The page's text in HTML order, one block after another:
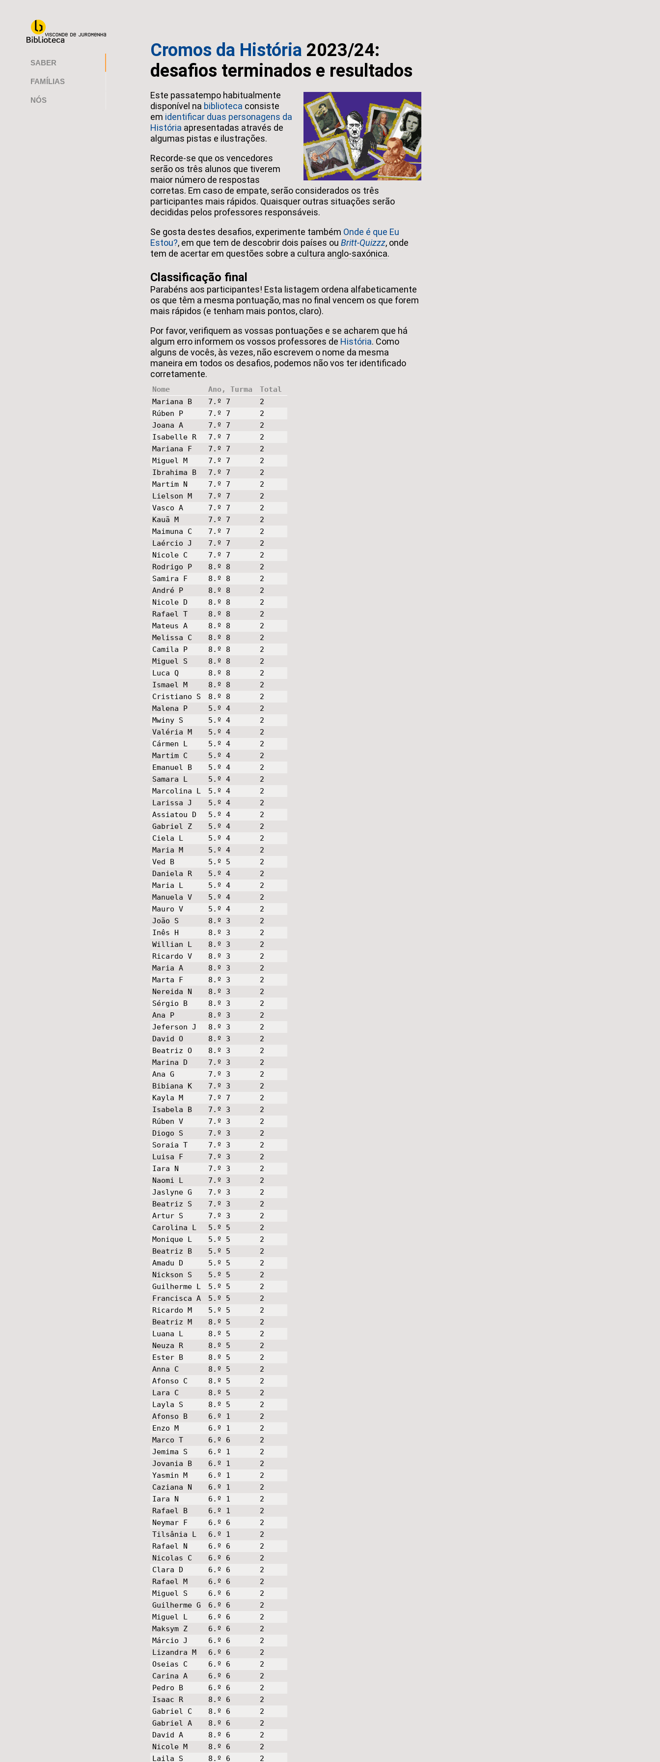
SABER
FAMÍLIAS
NÓS
Cromos da História 2023/24:
desafios terminados e resultados
Este passatempo habitualmente
disponível na biblioteca consiste
em identificar duas personagens da
História apresentadas através de
algumas pistas e ilustrações.
Recorde-se que os vencedores
serão os três alunos que tiverem
maior número de respostas
corretas. Em caso de empate, serão considerados os três
participantes mais rápidos. Quaisquer outras situações serão
decididas pelos professores responsáveis.
Se gosta destes desafios, experimente também Onde é que Eu
Estou?, em que tem de descobrir dois países ou Britt-Quizzz, onde
tem de acertar em questões sobre a cultura anglo-saxónica.
Classificação final
Parabéns aos participantes! Esta listagem ordena alfabeticamente
os que têm a mesma pontuação, mas no final vencem os que forem
mais rápidos (e tenham mais pontos, claro).
Por favor, verifiquem as vossas pontuações e se acharem que há
algum erro informem os vossos professores de História. Como
alguns de vocês, às vezes, não escrevem o nome da mesma
maneira em todos os desafios, podemos não vos ter identificado
corretamente.
Nome Ano, Turma
Total
Mariana B
7.º 7
2
Rúben P
7.º 7
2
Joana A
7.º 7
2
Isabelle R
7.º 7
2
Mariana F
7.º 7
2
Miguel M
7.º 7
2
Ibrahima B
7.º 7
2
Martim N
7.º 7
2
Lielson M
7.º 7
2
Vasco A
7.º 7
2
Kauã M
7.º 7
2
Maimuna C
7.º 7
2
Laércio J
7.º 7
2
Nicole C
7.º 7
2
Rodrigo P
8.º 8
2
Samira F
8.º 8
2
André P
8.º 8
2
Nicole D
8.º 8
2
Rafael T
8.º 8
2
Mateus A
8.º 8
2
Melissa C
8.º 8
2
Camila P
8.º 8
2
Miguel S
8.º 8
2
Luca Q
8.º 8
2
Ismael M
8.º 8
2
Cristiano S
8.º 8
2
Malena P
5.º 4
2
Mwiny S
5.º 4
2
Valéria M
5.º 4
2
Cármen L
5.º 4
2
Martim C
5.º 4
2
Emanuel B
5.º 4
2
Samara L
5.º 4
2
Marcolina L
5.º 4
2
Larissa J
5.º 4
2
Assiatou D
5.º 4
2
Gabriel Z
5.º 4
2
Ciela L
5.º 4
2
Maria M
5.º 4
2
Ved B
5.º 5
2
Daniela R
5.º 4
2
Maria L
5.º 4
2
Manuela V
5.º 4
2
Mauro V
5.º 4
2
João S
8.º 3
2
Inês H
8.º 3
2
Willian L
8.º 3
2
Ricardo V
8.º 3
2
Maria A
8.º 3
2
Marta F
8.º 3
2
Nereida N
8.º 3
2
Sérgio B
8.º 3
2
Ana P
8.º 3
2
Jeferson J
8.º 3
2
David O
8.º 3
2
Beatriz O
8.º 3
2
Marina D
7.º 3
2
Ana G
7.º 3
2
Bibiana K
7.º 3
2
Kayla M
7.º 7
2
Isabela B
7.º 3
2
Rúben V
7.º 3
2
Diogo S
7.º 3
2
Soraia T
7.º 3
2
Luisa F
7.º 3
2
Iara N
7.º 3
2
Naomi L
7.º 3
2
Jaslyne G
7.º 3
2
Beatriz S
7.º 3
2
Artur S
7.º 3
2
Carolina L
5.º 5
2
Monique L
5.º 5
2
Beatriz B
5.º 5
2
Amadu D
5.º 5
2
Nickson S
5.º 5
2
Guilherme L
5.º 5
2
Francisca A
5.º 5
2
Ricardo M
5.º 5
2
Beatriz M
8.º 5
2
Luana L
8.º 5
2
Neuza R
8.º 5
2
Ester B
8.º 5
2
Anna C
8.º 5
2
Afonso C
8.º 5
2
Lara C
8.º 5
2
Layla S
8.º 5
2
Afonso B
6.º 1
2
Enzo M
6.º 1
2
Marco T
6.º 6
2
Jemima S
6.º 1
2
Jovania B
6.º 1
2
Yasmin M
6.º 1
2
Caziana N
6.º 1
2
Iara N
6.º 1
2
Rafael B
6.º 1
2
Neymar F
6.º 6
2
Tilsânia L
6.º 1
2
Rafael N
6.º 6
2
Nicolas C
6.º 6
2
Clara D
6.º 6
2
Rafael M
6.º 6
2
Miguel S
6.º 6
2
Guilherme G
6.º 6
2
Miguel L
6.º 6
2
Maksym Z
6.º 6
2
Márcio J
6.º 6
2
Lizandra M
6.º 6
2
Oseias C
6.º 6
2
Carina A
6.º 6
2
Pedro B
6.º 6
2
Isaac R
8.º 6
2
Gabriel C
8.º 6
2
Gabriel A
8.º 6
2
David A
8.º 6
2
Nicole M
8.º 6
2
Laila S
8.º 6 2